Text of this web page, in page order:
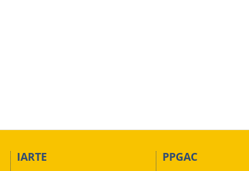
IARTE PPGAC